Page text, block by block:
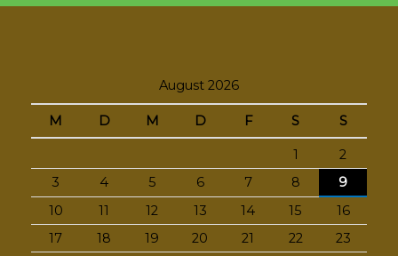
August 2026
M D M D F S S
1
2
3
4 5 6 7 8
9
10
11 12 13 14 15
16
17
18 19 20 21 22
23